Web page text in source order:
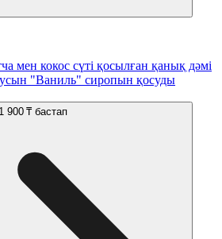
мен кокос сүті қосылған қанық дәмі
"Ваниль" сиропын қосуды
1 900 ₸ бастап